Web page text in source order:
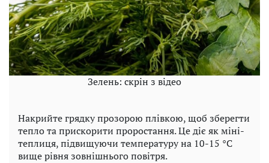
Зелень: скрін з відео
Накрийте грядку прозорою плівкою, щоб зберегти
тепло та прискорити проростання. Це діє як міні-
теплиця, підвищуючи температуру на 10-15 °C
вище рівня зовнішнього повітря.